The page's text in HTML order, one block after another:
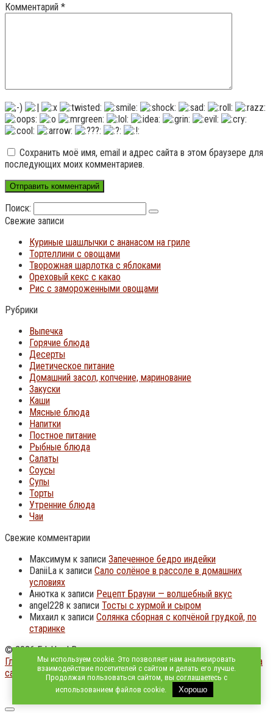
Комментарий *
Сохранить моё имя, email и адрес сайта в этом браузере для
последующих моих комментариев.
Поиск:
Свежие записи
Куриные шашлычки с ананасом на гриле
Тортеллини с овощами
Творожная шарлотка с яблоками
Ореховый кекс с какао
Рис с замороженными овощами
Рубрики
Выпечка
Горячие блюда
Десерты
Диетическое питание
Домашний засол, копчение, маринование
Закуски
Каши
Мясные блюда
Напитки
Постное питание
Рыбные блюда
Салаты
Соусы
Супы
Торты
Утренние блюда
Чаи
Свежие комментарии
Максимум к записи Запеченное бедро индейки
DaniiLa к записи Сало солёное в рассоле в домашних
условиях
Анютка к записи Рецепт Брауни — волшебный вкус
angel228 к записи Тосты с хурмой и сыром
Михаил к записи Солянка сборная с копчёной грудкой, по
старинке
© 2026 EdaUm | Вкусно и доступно, из простых продуктов
Главная страница|О нас - Политика конфиденциальности|
Карта
сайта
Мы используем cookie. Это позволяет нам анализировать
взаимодействие посетителей с сайтом и делать его лучше.
Продолжая пользоваться сайтом, вы соглашаетесь с
использованием файлов cookie.
Хорошо